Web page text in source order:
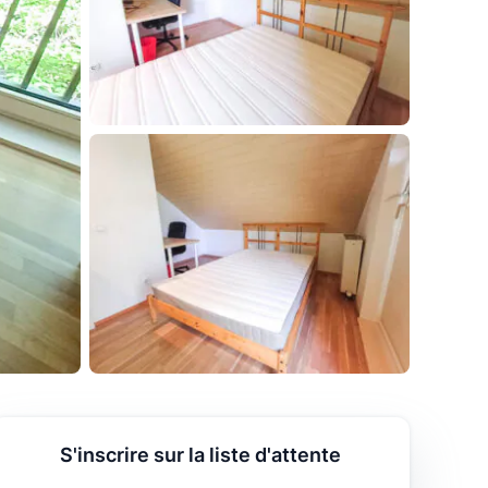
S'inscrire sur la liste d'attente